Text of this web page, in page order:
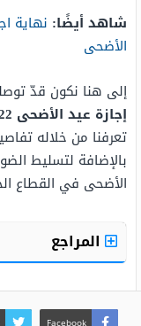
شاهد أيضًا: نهاية
الأضحى
إلى هنا نكون قدّ
إجازة عيد الأضحى 2022 السعودية القطاع الخاص
تعرفنا من خلاله
بالإضافة لتسليط
الأضحى في القطاع
المراجع
Facebook